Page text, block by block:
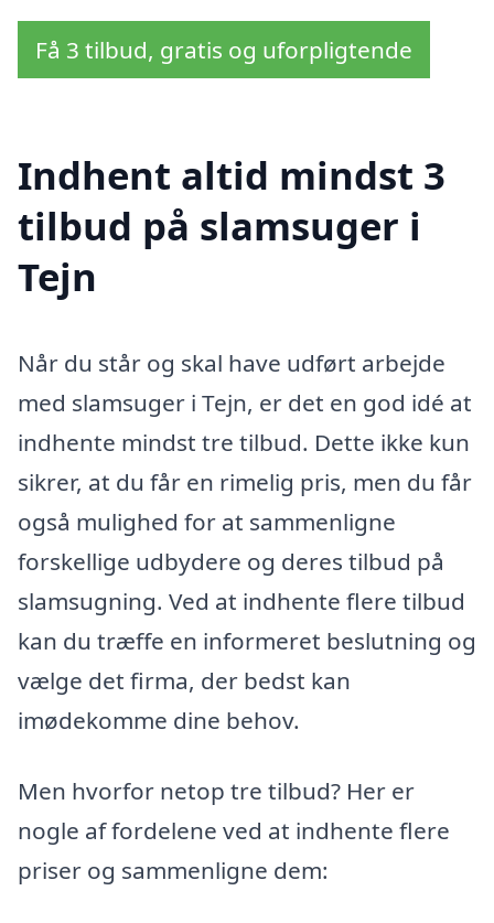
Få 3 tilbud, gratis og uforpligtende
Indhent altid mindst 3
tilbud på slamsuger i
Tejn
Når du står og skal have udført arbejde
med slamsuger i Tejn, er det en god idé at
indhente mindst tre tilbud. Dette ikke kun
sikrer, at du får en rimelig pris, men du får
også mulighed for at sammenligne
forskellige udbydere og deres tilbud på
slamsugning. Ved at indhente flere tilbud
kan du træffe en informeret beslutning og
vælge det firma, der bedst kan
imødekomme dine behov.
Men hvorfor netop tre tilbud? Her er
nogle af fordelene ved at indhente flere
priser og sammenligne dem: